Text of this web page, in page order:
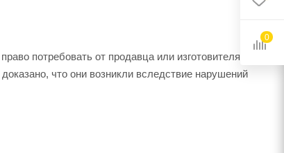
потребовать от продавца или изготовителя
что они возникли вследствие нарушений
0